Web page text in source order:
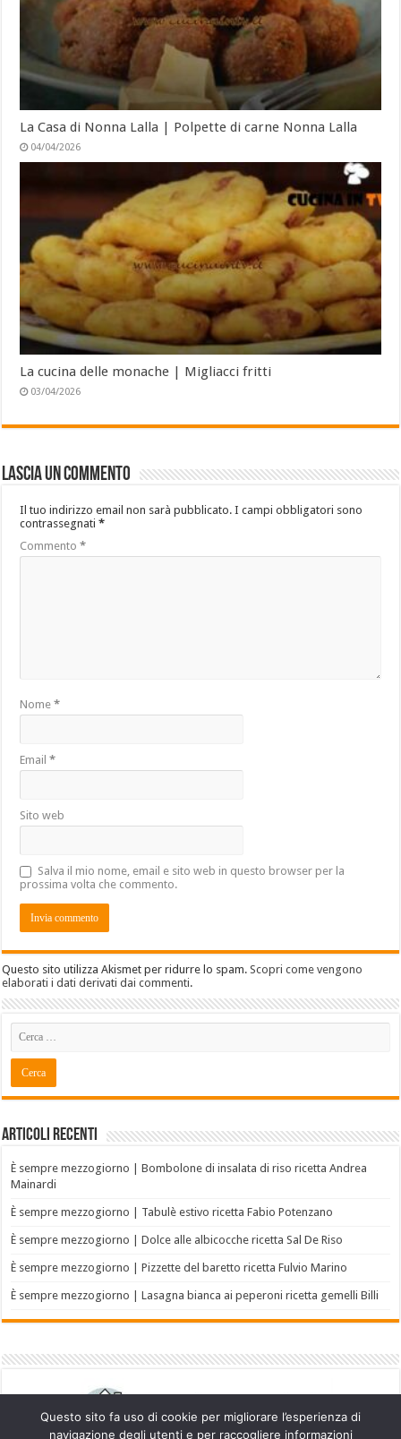
La Casa di Nonna Lalla | Polpette di carne Nonna Lalla
04/04/2026
La cucina delle monache | Migliacci fritti
03/04/2026
Lascia un commento
Il tuo indirizzo email non sarà pubblicato. I campi obbligatori sono
contrassegnati*
Commento*
Nome*
Email*
Sito web
Salva il mio nome, email e sito web in questo browser per la
prossima volta che commento.
Questo sito utilizza Akismet per ridurre lo spam.Scopri come vengono
elaborati i dati derivati dai commenti.
Articoli recenti
È sempre mezzogiorno | Bombolone di insalata di riso ricetta Andrea
Mainardi
È sempre mezzogiorno | Tabulè estivo ricetta Fabio Potenzano
È sempre mezzogiorno | Dolce alle albicocche ricetta Sal De Riso
È sempre mezzogiorno | Pizzette del baretto ricetta Fulvio Marino
È sempre mezzogiorno | Lasagna bianca ai peperoni ricetta gemelli Billi
Questo sito fa uso di cookie per migliorare l’esperienza di
navigazione degli utenti e per raccogliere informazioni